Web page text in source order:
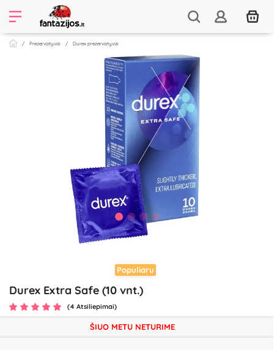
Prezervatyvai Durex prezervatyvai
Populiaru
Durex Extra Safe (10 vnt.)
(4 Atsiliepimai)
ŠIUO METU NETURIME